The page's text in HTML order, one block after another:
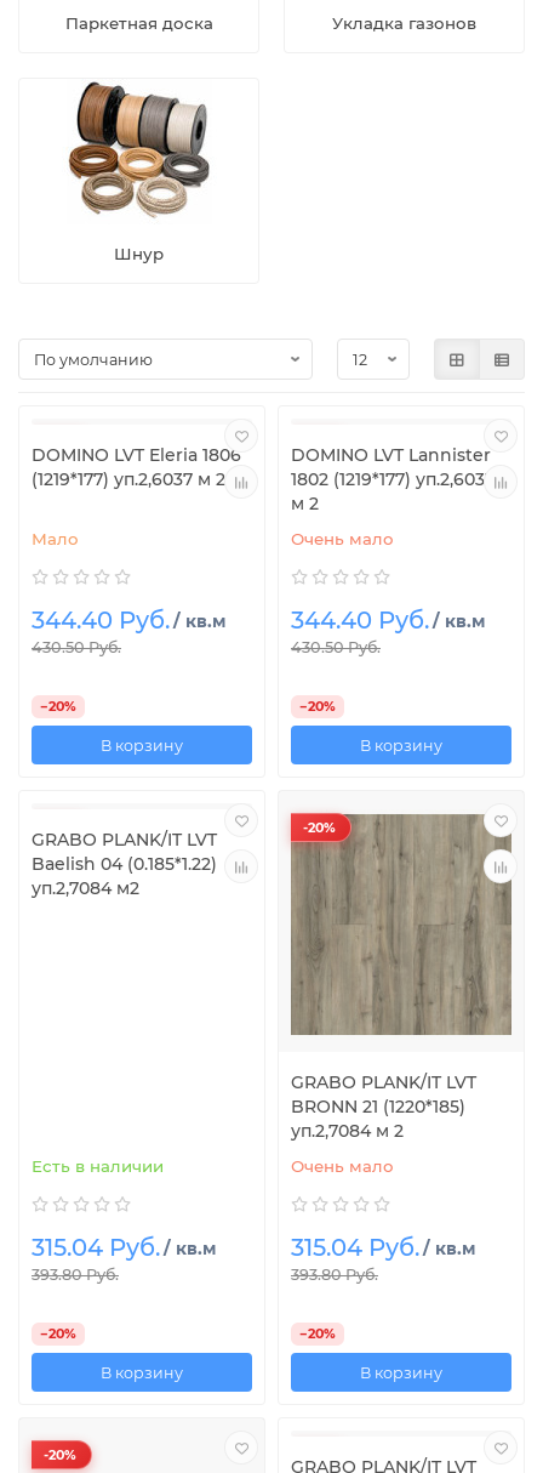
Паркетная доска Укладка газонов
Шнур
DOMINO LVT Eleria 1806
(1219*177) уп.2,6037 м 2
Мало
344.40 Руб./ кв.м
430.50 Руб.
−20%
В корзину
DOMINO LVT Lannister
1802 (1219*177) уп.2,6037
м 2
Очень мало
344.40 Руб./ кв.м
430.50 Руб.
−20%
В корзину
GRABO PLANK/IT LVT
Baelish 04 (0.185*1.22)
уп.2,7084 м2
Есть в наличии
315.04 Руб./ кв.м
393.80 Руб.
−20%
В корзину
-20%
GRABO PLANK/IT LVT
BRONN 21 (1220*185)
уп.2,7084 м 2
Очень мало
315.04 Руб./ кв.м
393.80 Руб.
−20%
В корзину
-20%
GRABO PLANK/IT LVT